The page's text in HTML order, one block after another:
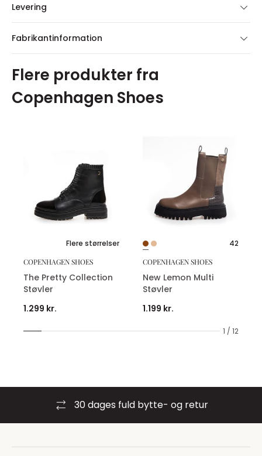
Levering
Fabrikantinformation
Flere produkter fra
Copenhagen Shoes
1 / 12
Flere størrelser
COPENHAGEN SHOES
The Pretty Collection
Støvler
1.299 kr.
42
COPENHAGEN SHOES
New Lemon Multi
Støvler
1.199 kr.
30 dages fuld bytte- og retur